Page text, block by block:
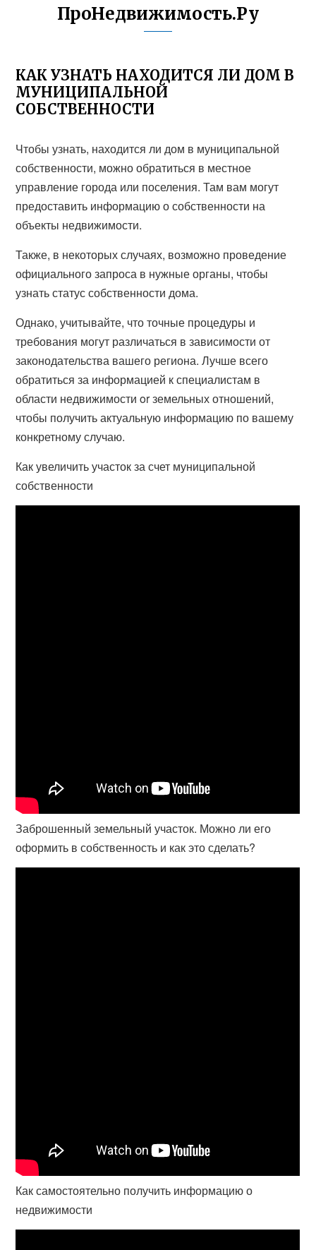
ПроНедвижимость.Ру
КАК УЗНАТЬ НАХОДИТСЯ ЛИ ДОМ В
МУНИЦИПАЛЬНОЙ
СОБСТВЕННОСТИ
Чтобы узнать, находится ли дом в муниципальной
собственности, можно обратиться в местное
управление города или поселения. Там вам могут
предоставить информацию о собственности на
объекты недвижимости.
Также, в некоторых случаях, возможно проведение
официального запроса в нужные органы, чтобы
узнать статус собственности дома.
Однако, учитывайте, что точные процедуры и
требования могут различаться в зависимости от
законодательства вашего региона. Лучше всего
обратиться за информацией к специалистам в
области недвижимости or земельных отношений,
чтобы получить актуальную информацию по вашему
конкретному случаю.
Как увеличить участок за счет муниципальной
собственности
Заброшенный земельный участок. Можно ли его
оформить в собственность и как это сделать?
Как самостоятельно получить информацию о
недвижимости